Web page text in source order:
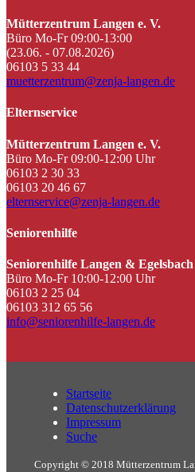
Mütterzentrum Langen e. V.
Büro Mo-Fr 09:00-13:00
(23.06. - 07.08.2026)
06103 5 33 44
muetterzentrum@zenja-langen.de
Elternservice
Mütterzentrum Langen e. V.
Büro Mo-Fr 09:00-12:00 Uhr
06103 2 30 33
06103 20 46 67
elternservice@zenja-langen.de
Seniorenhilfe
Seniorenhilfe Langen & Egelsbach
Büro Mo-Fr 10:00-12:00 Uhr
06103 2 25 04
06103 312 65 56
info@seniorenhilfe-langen.de
Startseite
Datenschutzerklärung
Impressum
Suche
Copyright © 2018 Mütterzentrum